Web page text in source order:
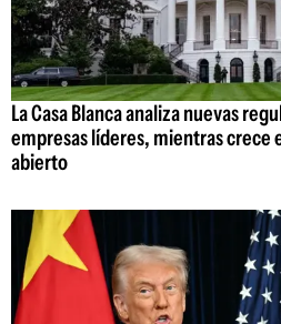
La Casa Blanca analiza nuevas
empresas líderes, mientras crece
abierto